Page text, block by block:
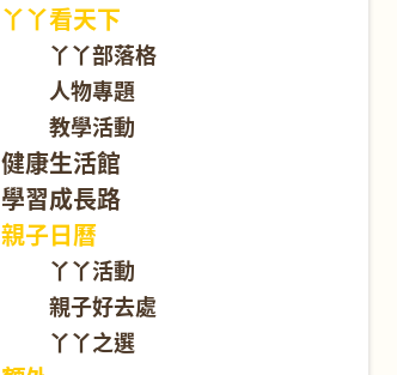
丫丫看天下
丫丫部落格
人物專題
教學活動
健康生活館
學習成長路
親子日曆
丫丫活動
親子好去處
丫丫之選